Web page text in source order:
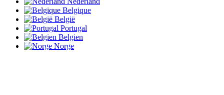
Belgique
België
Portugal
Belgien
Norge